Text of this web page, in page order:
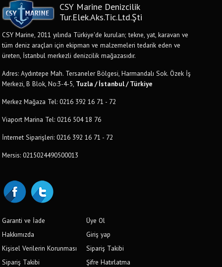
CSY Marine Denizcilik
Tur.Elek.Aks.Tic.Ltd.Şti
CSY Marine, 2011 yılında Türkiye'de kurulan; tekne, yat, karavan ve
tüm deniz araçları için ekipman ve malzemeleri tedarik eden ve
üreten, İstanbul merkezli denizcilik mağazasıdır.
Adres: Aydıntepe Mah. Tersaneler Bölgesi, Harmandalı Sok. Özek İş
Merkezi, B Blok, No:3-4-5, Tuzla / İstanbul / Türkiye
Merkez Mağaza Tel: 0216 392 16 71 - 72
Viaport Marina Tel: 0216 504 18 76
İnternet Siparişleri: 0216 392 16 71 - 72
Mersis: 0215024490500013
Garanti ve İade
Hakkımızda
Kişisel Verilerin Korunması
Sipariş Takibi
Üye Ol
Giriş yap
Sipariş Takibi
Şifre Hatırlatma